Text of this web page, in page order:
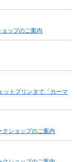
ップのご案内
ットプリンタで「カーマ
ショップのご案内